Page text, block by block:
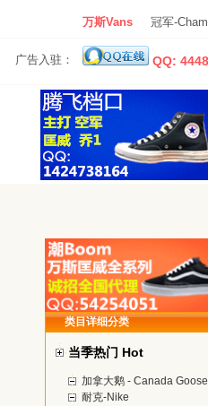
万斯Vans 冠军-
广告入驻： QQ:
类目详细分类
当季热门 Hot
加拿大鹅 - Canada Goose
耐克-Nike